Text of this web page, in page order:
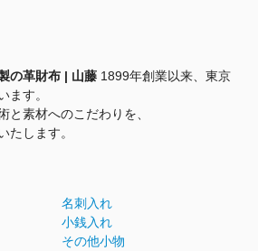
の革財布 | 山藤 1899年創業以来、東京
ます。
と素材へのこだわりを、
たします。
名刺入れ
小銭入れ
その他小物